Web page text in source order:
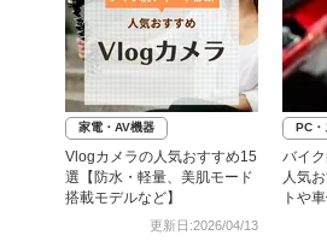
家電・AV機器
Vlogカメラの人気おすすめ15
選【防水・軽量、美肌モード
搭載モデルなど】
更新日:2026/04/13
PC
バイ
人気
トや